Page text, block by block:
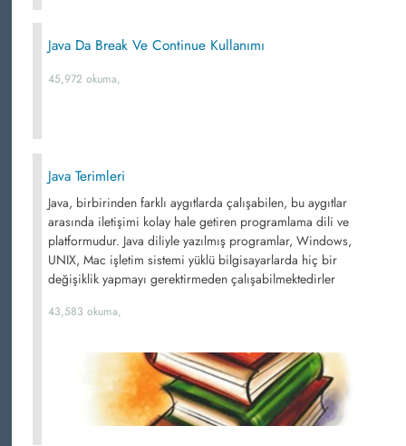
Java Da Break Ve Continue Kullanımı
45,972 okuma,
Java Terimleri
Java, birbirinden farklı aygıtlarda çalışabilen, bu aygıtlar
arasında iletişimi kolay hale getiren programlama dili ve
platformudur. Java diliyle yazılmış programlar, Windows,
UNIX, Mac işletim sistemi yüklü bilgisayarlarda hiç bir
değişiklik yapmayı gerektirmeden çalışabilmektedirler
43,583 okuma,